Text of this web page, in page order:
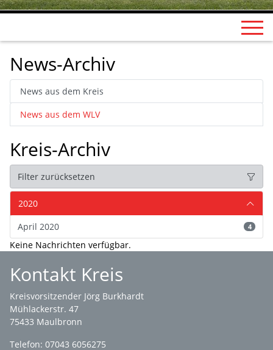
News-Archiv
News aus dem Kreis
News aus dem WLV
Kreis-Archiv
Filter zurücksetzen
2020
April 2020
4
Keine Nachrichten verfügbar.
Kontakt Kreis
Kreisvorsitzender Jörg Burkhardt
Mühlackerstr. 47
75433 Maulbronn
Telefon: 07043 6056275